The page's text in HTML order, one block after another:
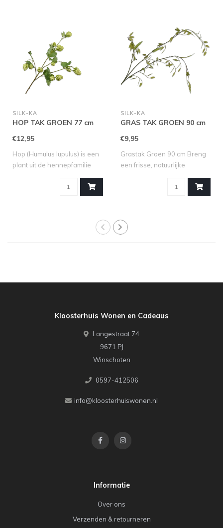
SILK-KA
HOP TAK GROEN 77 cm
€12,95
Hop (Humulus lupulus) is een
plant uit de hennepfamilie
SILK-KA
GRAS TAK GROEN 90 cm
€9,95
Grastak Groen 90 cm Breng
een frisse, natuurlijke
Kloosterhuis Wonen en Cadeaus
Langestraat 74
9671 PJ
Winschoten
0597-412506
info@kloosterhuiswonen.nl
Informatie
Over ons
Verzenden & retourneren